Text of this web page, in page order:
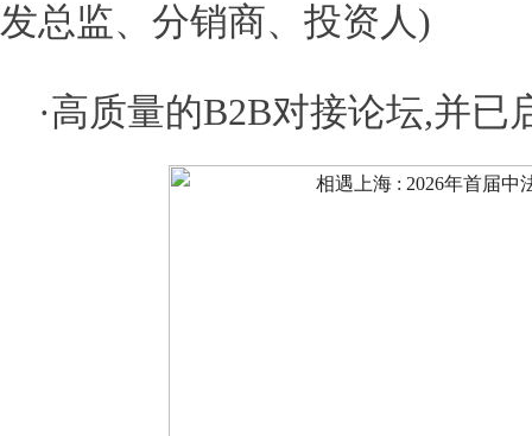
发总监、分销商、投资人)
·高质量的B2B对接论坛,并已